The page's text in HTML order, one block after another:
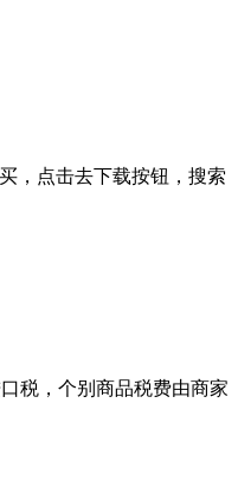
，点击去下载按钮，搜索
税，个别商品税费由商家